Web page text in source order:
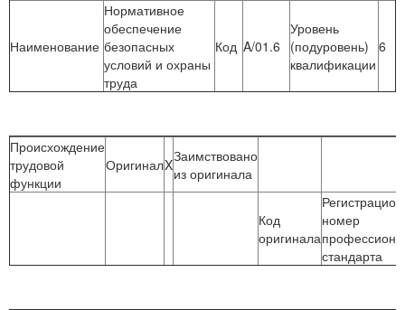
Наименование
Нормативное
обеспечение
безопасных
условий и охраны
труда
Код A/01.6
Уровень
(подуровень)
квалификации
6
Происхождение
трудовой
функции
ОригиналXЗаимствовано
из оригинала
Код
оригинала
номер
стандарта